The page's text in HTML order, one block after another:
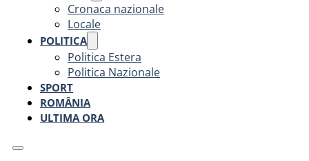
Cronaca nazionale
Locale
POLITICA
Politica Estera
Politica Nazionale
SPORT
ROMÂNIA
ULTIMA ORA